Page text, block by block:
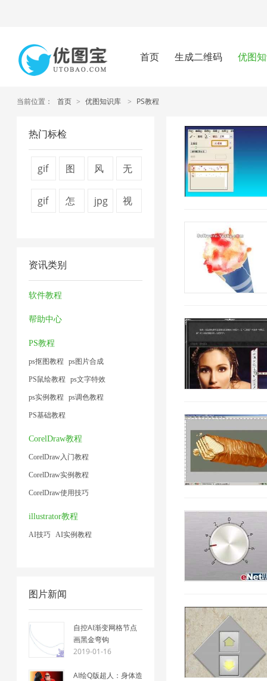
首页 生成二维码 优图
当前位置： 首页 > 优图知识库 > PS教程
热门标检
gif
缩
2
图
器
2
风
无
gif
2
怎
缩
jpg
视
资讯类别
软件教程
帮助中心
PS教程
ps抠图教程 ps图片合成
PS鼠绘教程 ps文字特效
ps实例教程 ps调色教程
PS基础教程
CorelDraw教程
CorelDraw入门教程
CorelDraw实例教程
CorelDraw使用技巧
illustrator教程
AI技巧 AI实例教程
图片新闻
自控AI渐变网格节点
画黑金弯钩
2019-01-16
AI绘Q版超人：身体造